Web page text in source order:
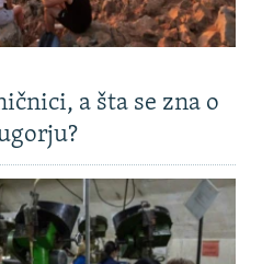
a šta se zna o